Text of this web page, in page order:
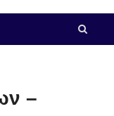
–